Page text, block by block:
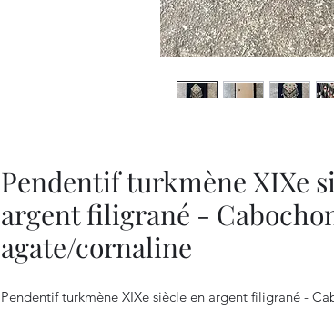
Pendentif turkmène XIXe
argent filigrané -
agate/cornaline
Pendentif turkmène XIXe siècle en argent filigrané -